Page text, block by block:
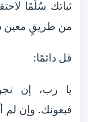
ثباتك سُلّمًا
من طريقٍ معين
قل دائمًا:
يا رب، إن
فبعونك. وإن لم